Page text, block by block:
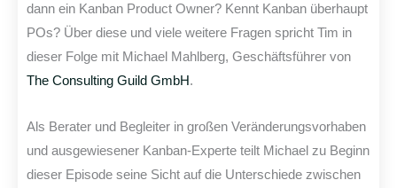
dann ein Kanban Product Owner? Kennt Kanban überhaupt
POs? Über diese und viele weitere Fragen spricht Tim in
dieser Folge mit Michael Mahlberg, Geschäftsführer von
The Consulting Guild GmbH.
Als Berater und Begleiter in großen Veränderungsvorhaben
und ausgewiesener Kanban-Experte teilt Michael zu Beginn
dieser Episode seine Sicht auf die Unterschiede zwischen